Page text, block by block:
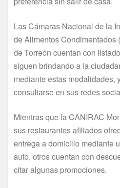
Las Cámaras Nacional de la
de Alimentos Condimentados
de Torreón cuentan con
siguen brindando a la
mediante estas modalidades,
consultarse en sus redes
Mientras que la CANIRAC
sus restaurantes afiliados
entrega a domicilio mediante
auto, otros cuentan con
citar algunas promociones.